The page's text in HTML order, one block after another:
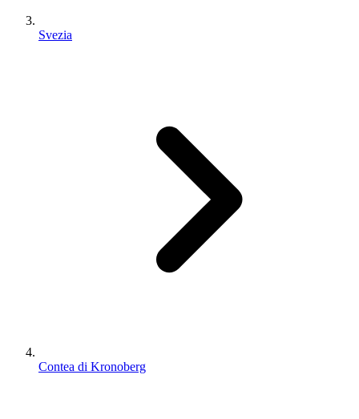
Svezia
Contea di Kronoberg